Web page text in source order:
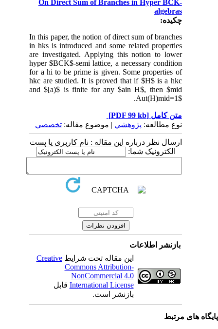
On Direct Sum of Branches in Hyper BCK-
algebras
چکیده:
In this paper, the notion of direct sum of branches
in hks is introduced and some related properties
are investigated. Applying this notion to lower
hyper $BCK$-semi lattice, a necessary condition
for a hi to be prime is given. Some properties of
hkc are studied. It is proved that if $H$ is a hkc
and $[a)$ is finite for any $ain H$, then $mid
Aut(H)mid=1$.
متن کامل[PDF 99 kb]
نوع مطالعه:پژوهشي| موضوع مقاله:تخصصي
ارسال نظر درباره این مقاله : نام کاربری یا پست
الکترونیک شما:
بازنشر اطلاعات
این مقاله تحت شرایطCreative
Commons Attribution-
NonCommercial 4.0
International Licenseقابل
بازنشر است.
های مرتبط